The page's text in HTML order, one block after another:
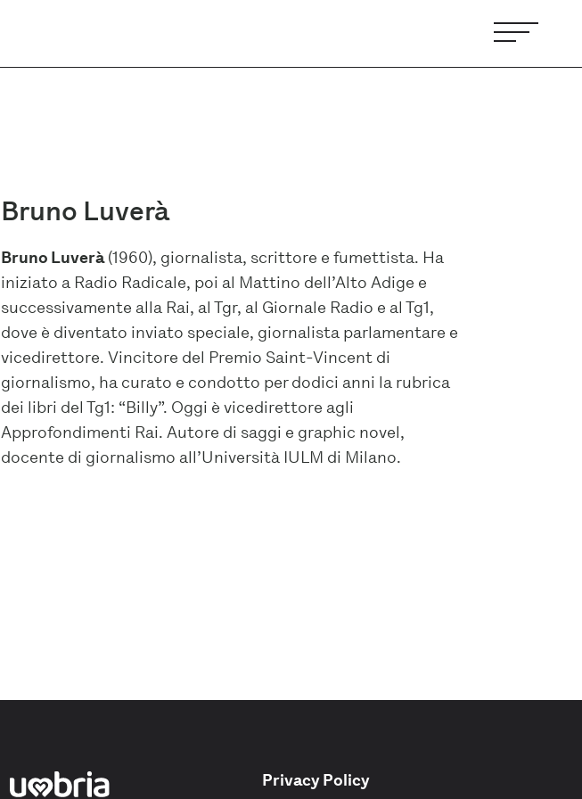
Bruno Luverà
Bruno Luverà(1960), giornalista, scrittore e fumettista. Ha
iniziato a Radio Radicale, poi al Mattino dell’Alto Adige e
successivamente alla Rai, al Tgr, al Giornale Radio e al Tg1,
dove è diventato inviato speciale, giornalista parlamentare e
vicedirettore. Vincitore del Premio Saint-Vincent di
giornalismo, ha curato e condotto per dodici anni la rubrica
dei libri del Tg1: “Billy”. Oggi è vicedirettore agli
Approfondimenti Rai. Autore di saggi e graphic novel,
docente di giornalismo all’Università IULM di Milano.
Privacy Policy